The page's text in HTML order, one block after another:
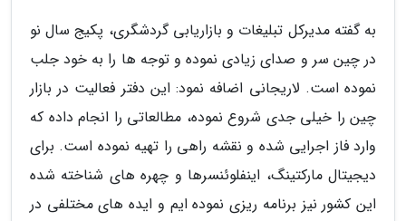
به گفته مدیرکل تبلیغات و بازاریابی گردشگری، پکیج سال نو
در چین سر و صدای زیادی نموده و توجه ها را به خود جلب
نموده است. لاریجانی اضافه نمود: این دفتر فعالیت در بازار
چین را خیلی جدی شروع نموده، مطالعاتی را انجام داده که
وارد فاز اجرایی شده و نقشه راهی را تهیه نموده است. برای
دیجیتال مارکتینگ، اینفلوئنسرها و چهره های شناخته شده
این کشور نیز برنامه ریزی نموده ایم و ایده های مختلفی در